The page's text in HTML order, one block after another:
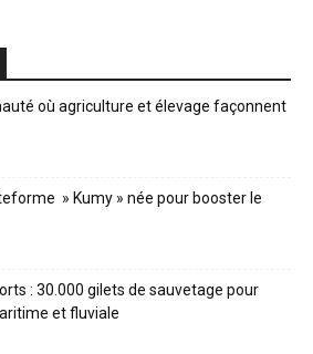
où agriculture et élevage façonnent
» Kumy » née pour booster le
: 30.000 gilets de sauvetage pour
et fluviale